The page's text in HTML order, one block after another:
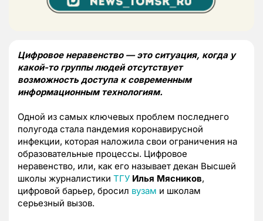
Цифровое неравенство — это ситуация, когда у
какой-то группы людей отсутствует
возможность доступа к современным
информационным технологиям.
Одной из самых ключевых проблем последнего
полугода стала пандемия коронавирусной
инфекции, которая наложила свои ограничения на
образовательные процессы. Цифровое
неравенство, или, как его называет декан Высшей
школы журналистики ТГУ Илья Мясников,
цифровой барьер, бросил вузам и школам
серьезный вызов.